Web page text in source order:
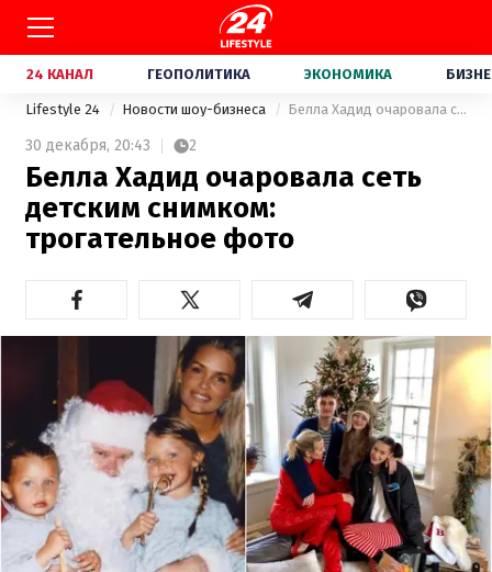
24 КАНАЛ ГЕОПОЛИТИКА ЭКОНОМИКА
Lifestyle 24 Новости шоу-бизнеса Белла Хадид очаровала сеть детским снимком: трогательное фото
30 декабря, 20:43 2
Белла Хадид очаровала сеть
детским снимком:
трогательное фото